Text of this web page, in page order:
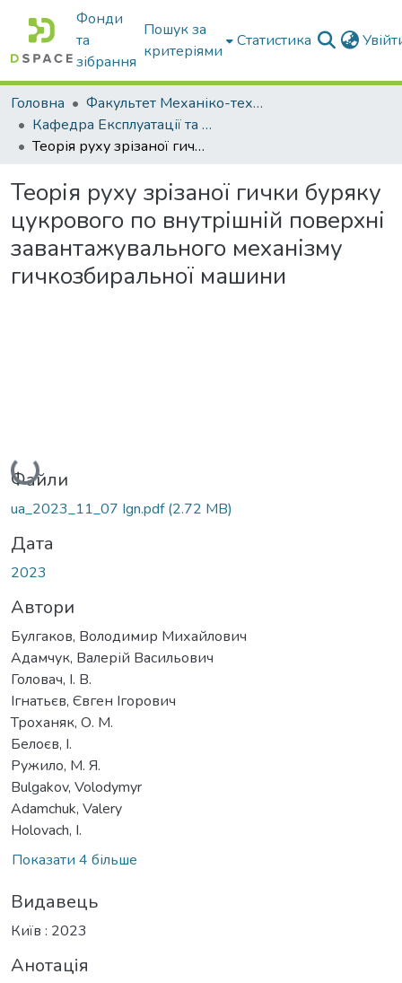
Фонди
та
зібрання
Пошук за
критеріями
Статистика
Головна
Факультет Механіко-технологічний
Кафедра Експлуатації та технічного сервісу машин
Теорія руху зрізаної гички буряку цукрового по внутрішній поверхні завантажувального механізму гичкозбиральної машини
Теорія руху зрізаної гички буряку
цукрового по внутрішній поверхні
завантажувального механізму
гичкозбиральної машини
Вантажиться...
Файли
ua_2023_11_07 Ign.pdf(2.72 MB)
Дата
2023
Автори
Булгаков, Володимир Михайлович
Адамчук, Валерій Васильович
Головач, І. В.
Ігнатьєв, Євген Ігорович
Троханяк, О. М.
Белоєв, І.
Ружило, М. Я.
Bulgakov, Volodymyr
Adamchuk, Valery
Holovach, I.
Показати 4 більше
Видавець
Київ : 2023
Анотація